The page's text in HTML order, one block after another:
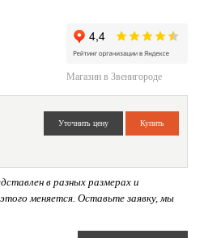
Магазин в Звенигороде
в разных размерах и
меняется. Оставьте заявку, мы